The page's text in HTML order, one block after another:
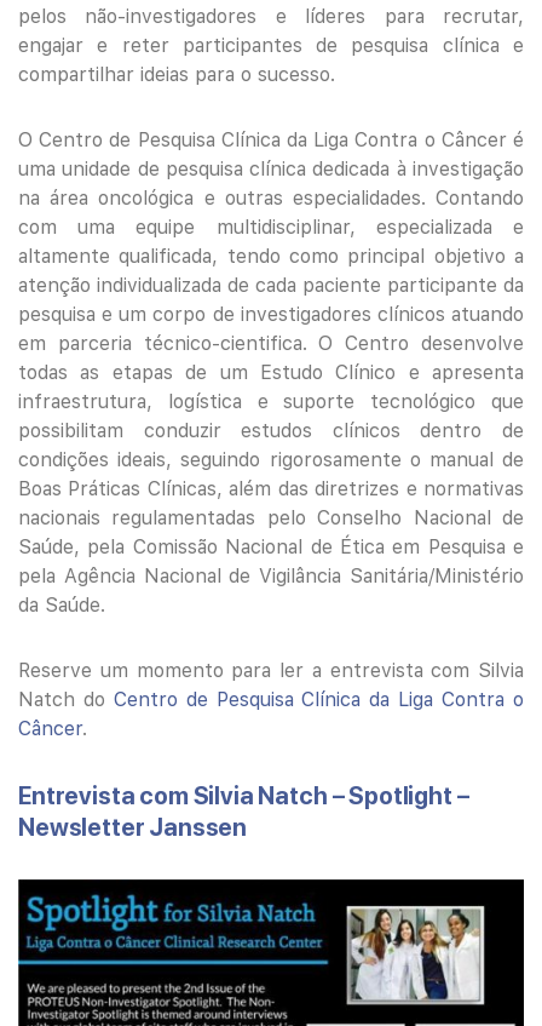
pelos não-investigadores e líderes para recrutar,
engajar e reter participantes de pesquisa clínica e
compartilhar ideias para o sucesso.
O Centro de Pesquisa Clínica da Liga Contra o Câncer é
uma unidade de pesquisa clínica dedicada à investigação
na área oncológica e outras especialidades. Contando
com uma equipe multidisciplinar, especializada e
altamente qualificada, tendo como principal objetivo a
atenção individualizada de cada paciente participante da
pesquisa e um corpo de investigadores clínicos atuando
em parceria técnico-cientifica. O Centro desenvolve
todas as etapas de um Estudo Clínico e apresenta
infraestrutura, logística e suporte tecnológico que
possibilitam conduzir estudos clínicos dentro de
condições ideais, seguindo rigorosamente o manual de
Boas Práticas Clínicas, além das diretrizes e normativas
nacionais regulamentadas pelo Conselho Nacional de
Saúde, pela Comissão Nacional de Ética em Pesquisa e
pela Agência Nacional de Vigilância Sanitária/Ministério
da Saúde.
Reserve um momento para ler a entrevista com Silvia
Natch do Centro de Pesquisa Clínica da Liga Contra o
Câncer.
Entrevista com Silvia Natch – Spotlight –
Newsletter Janssen